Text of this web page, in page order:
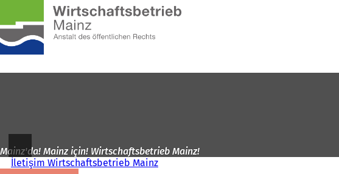
İçeriğe atla
Mainz'da! Mainz için! Wirtschaftsbetrieb Mainz!
İletişim Wirtschaftsbetrieb Mainz